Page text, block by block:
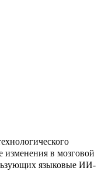
в мозговой
языковые ИИ-